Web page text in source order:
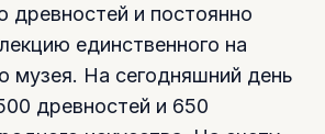
древностей и постоянно
единственного на
музея. На сегодняшний день
древностей и 650